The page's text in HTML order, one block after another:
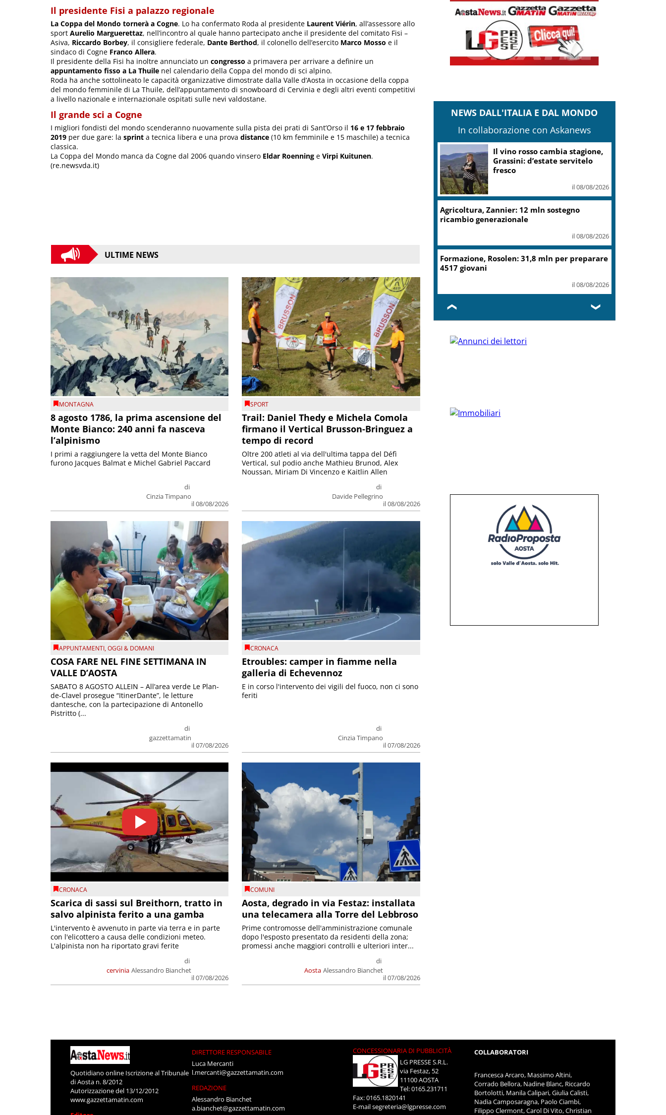
Il presidente Fisi a palazzo regionale
La Coppa del Mondo tornerà a Cogne. Lo ha confermato Roda al presidente Laurent Viérin, all’assessore allo
sport Aurelio Marguerettaz, nell’incontro al quale hanno partecipato anche il presidente del comitato Fisi –
Asiva, Riccardo Borbey, il consigliere federale, Dante Berthod, il colonello dell’esercito Marco Mosso e il
sindaco di Cogne Franco Allera.
Il presidente della Fisi ha inoltre annunciato un congresso a primavera per arrivare a definire un
appuntamento fisso a La Thuile nel calendario della Coppa del mondo di sci alpino.
Roda ha anche sottolineato le capacità organizzative dimostrate dalla Valle d’Aosta in occasione della coppa
del mondo femminile di La Thuile, dell’appuntamento di snowboard di Cervinia e degli altri eventi competitivi
a livello nazionale e internazionale ospitati sulle nevi valdostane.
Il grande sci a Cogne
I migliori fondisti del mondo scenderanno nuovamente sulla pista dei prati di Sant’Orso il 16 e 17 febbraio
2019 per due gare: la sprint a tecnica libera e una prova distance (10 km femminile e 15 maschile) a tecnica
classica.
La Coppa del Mondo manca da Cogne dal 2006 quando vinsero Eldar Roenning e Virpi Kuitunen.
(re.newsvda.it)
ULTIME NEWS
MONTAGNA
8 agosto 1786, la prima ascensione del
Monte Bianco: 240 anni fa nasceva
l’alpinismo
di
Cinzia Timpano
il 08/08/2026
I primi a raggiungere la vetta del Monte Bianco
furono Jacques Balmat e Michel Gabriel Paccard
SPORT
Trail: Daniel Thedy e Michela Comola
firmano il Vertical Brusson-Bringuez a
tempo di record
di
Davide Pellegrino
il 08/08/2026
Oltre 200 atleti al via dell'ultima tappa del Défì
Vertical, sul podio anche Mathieu Brunod, Alex
Noussan, Miriam Di Vincenzo e Kaitlin Allen
APPUNTAMENTI,OGGI & DOMANI
COSA FARE NEL FINE SETTIMANA IN
VALLE D’AOSTA
di
gazzettamatin
il 07/08/2026
SABATO 8 AGOSTO ALLEIN – All’area verde Le Plan-
de-Clavel prosegue “ItinerDante”, le letture
dantesche, con la partecipazione di Antonello
Pistritto (...
CRONACA
Etroubles: camper in fiamme nella
galleria di Echevennoz
di
Cinzia Timpano
il 07/08/2026
E in corso l'intervento dei vigili del fuoco, non ci sono
feriti
CRONACA
Scarica di sassi sul Breithorn, tratto in
salvo alpinista ferito a una gamba
cervinia
di
Alessandro Bianchet
il 07/08/2026
L'intervento è avvenuto in parte via terra e in parte
con l'elicottero a causa delle condizioni meteo.
L'alpinista non ha riportato gravi ferite
COMUNI
Aosta, degrado in via Festaz: installata
una telecamera alla Torre del Lebbroso
Aosta
di
Alessandro Bianchet
il 07/08/2026
Prime contromosse dell'amministrazione comunale
dopo l'esposto presentato da residenti della zona;
promessi anche maggiori controlli e ulteriori inter...
NEWS DALL'ITALIA E DAL MONDO
In collaborazione con Askanews
Il vino rosso cambia stagione,
Grassini: d’estate servitelo
fresco
il 08/08/2026
Agricoltura, Zannier: 12 mln sostegno
ricambio generazionale
il 08/08/2026
Formazione, Rosolen: 31,8 mln per preparare
4517 giovani
il 08/08/2026
❮ ❯
Quotidiano online Iscrizione al Tribunale
di Aosta n. 8/2012
Autorizzazione del 13/12/2012
www.gazzettamatin.com
DIRETTORE RESPONSABILE
Luca Mercanti
l.mercanti@gazzettamatin.com
REDAZIONE
Alessandro Bianchet
a.bianchet@gazzettamatin.com
CONCESSIONARIA DI PUBBLICITÀ
LG PRESSE S.R.L.
via Festaz, 52
11100 AOSTA
Tel: 0165.231711
Fax: 0165.1820141
E-mailsegreteria@lgpresse.com
COLLABORATORI
Francesca Arcaro, Massimo Altini,
Corrado Bellora, Nadine Blanc, Riccardo
Bortolotti, Manila Calipari, Giulia Calisti,
Nadia Camposaragna, Paolo Ciambi,
Filippo Clermont, Carol Di Vito, Christian